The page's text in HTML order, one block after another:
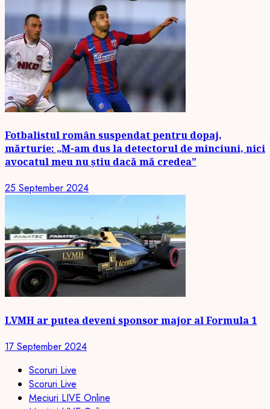
Fotbalistul român suspendat pentru dopaj,
mărturie: „M-am dus la detectorul de minciuni, nici
avocatul meu nu știu dacă mă credea”
25 September 2024
LVMH ar putea deveni sponsor major al Formula 1
17 September 2024
Scoruri Live
Scoruri Live
Meciuri LIVE Online